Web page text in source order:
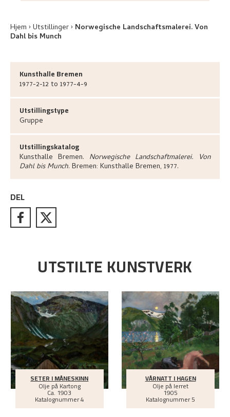
Hjem Utstillinger Norwegische Landschaftsmalerei. Von
Dahl bis Munch
Kunsthalle Bremen
1977-2-12 to 1977-4-9
Utstillingstype
Gruppe
Utstillingskatalog
Kunsthalle Bremen. Norwegische Landschaftmalerei. Von
Dahl bis Munch. Bremen: Kunsthalle Bremen, 1977.
DEL
UTSTILTE KUNSTVERK
SETER I MÅNESKINN
Olje på Kartong
Ca. 1903
Katalognummer 4
VÅRNATT I HAGEN
Olje på lerret
1905
Katalognummer 5